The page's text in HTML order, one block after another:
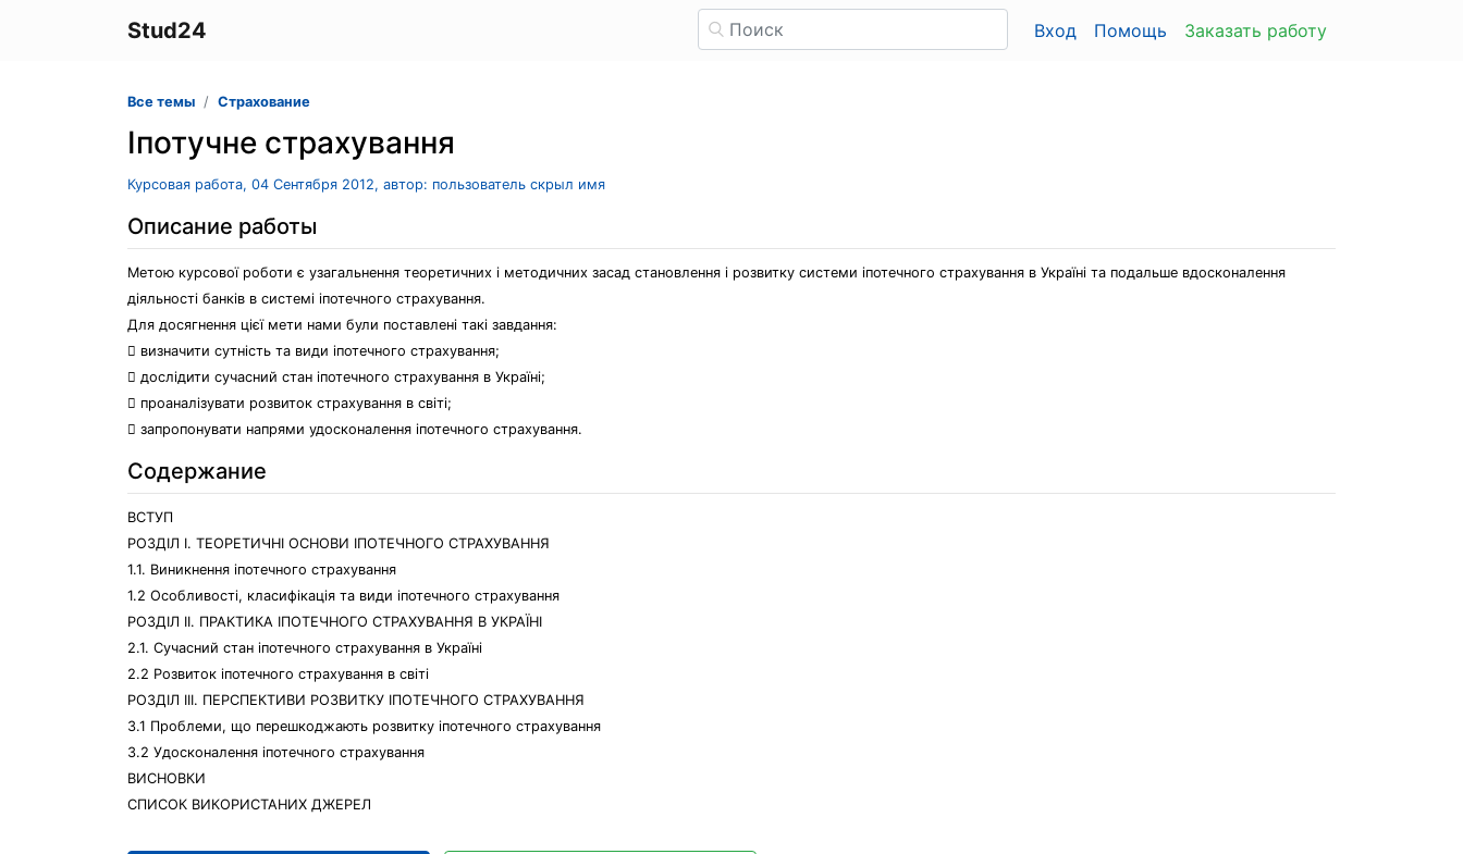
Stud24 Вход Помощь Заказать работу
Все темы Страхование
Іпотучне страхування
Курсовая работа, 04 Сентября 2012, автор: пользователь скрыл имя
Описание работы
Метою курсової роботи є узагальнення теоретичних і методичних засад становлення і розвитку системи іпотечного страхування в Україні та подальше вдосконалення
діяльності банків в системі іпотечного страхування.
Для досягнення цієї мети нами були поставлені такі завдання:
 визначити сутність та види іпотечного страхування;
 дослідити сучасний стан іпотечного страхування в Україні;
 проаналізувати розвиток страхування в світі;
 запропонувати напрями удосконалення іпотечного страхування.
Содержание
ВСТУП
РОЗДІЛ І. ТЕОРЕТИЧНІ ОСНОВИ ІПОТЕЧНОГО СТРАХУВАННЯ
1.1. Виникнення іпотечного страхування
1.2 Особливості, класифікація та види іпотечного страхування
РОЗДІЛ ІІ. ПРАКТИКА ІПОТЕЧНОГО СТРАХУВАННЯ В УКРАЇНІ
2.1. Сучасний стан іпотечного страхування в Україні
2.2 Розвиток іпотечного страхування в світі
РОЗДІЛ ІІІ. ПЕРСПЕКТИВИ РОЗВИТКУ ІПОТЕЧНОГО СТРАХУВАННЯ
3.1 Проблеми, що перешкоджають розвитку іпотечного страхування
3.2 Удосконалення іпотечного страхування
ВИСНОВКИ
СПИСОК ВИКОРИСТАНИХ ДЖЕРЕЛ